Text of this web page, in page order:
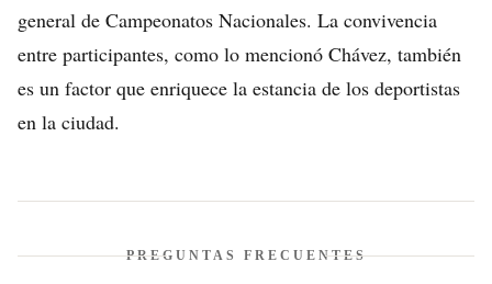
general de Campeonatos Nacionales. La convivencia
entre participantes, como lo mencionó Chávez, también
es un factor que enriquece la estancia de los deportistas
en la ciudad.
PREGUNTAS FRECUENTES